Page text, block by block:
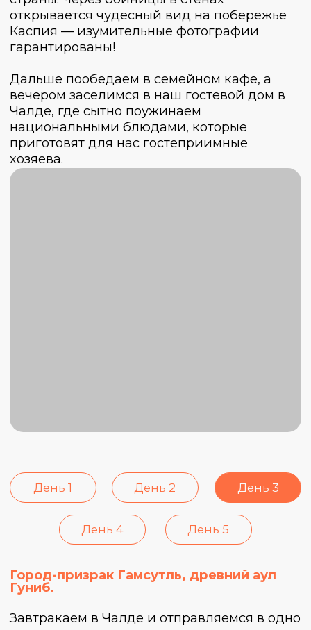
увлекательную прогулку по селу Гуниб. От
местного жителя узнаем историю Гуниба, а
также поймем, чем живет аул сегодня.
Завтракаем и отправляемся к природной
жемчужине Дагестана — Сулакскому
каньону. Это самый глубокий каньон в
разве что Гранд Каньону.
Сулакский каньон, Чиркейское
День 1 День 2 День 3
День 4 День 5